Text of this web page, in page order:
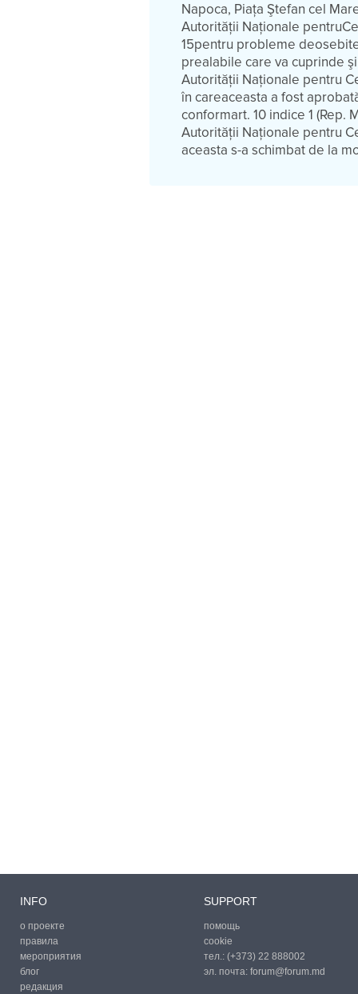
Napoca, Piaţa Ştefan cel
Autorităţii Naţionale
15pentru probleme
prealabile care va cuprinde
Autorităţii Naţionale pentru
în careaceasta a fost
conformart. 10 indice 1 (Rep.
Autorităţii Naţionale pentru
aceasta s-a schimbat de la
INFO
о проекте
правила
мероприятия
блог
редакция
SUPPORT
помощь
cookie
тел.: (+373) 22 888002
эл. почта: forum@forum.md